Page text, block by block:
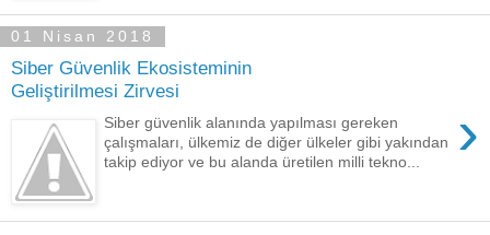
01 Nisan 2018
Siber Güvenlik Ekosisteminin
Geliştirilmesi Zirvesi
›
Siber güvenlik alanında yapılması gereken
çalışmaları, ülkemiz de diğer ülkeler gibi yakından
takip ediyor ve bu alanda üretilen milli tekno...